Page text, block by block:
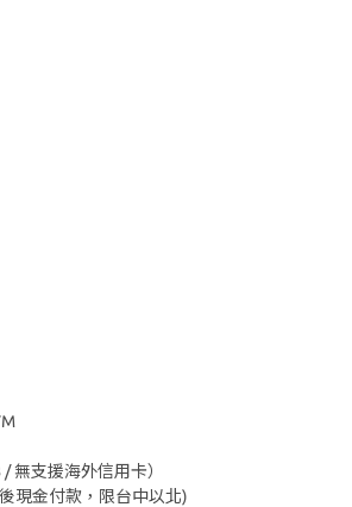
無支援海外信用卡）
現金付款，限台中以北)